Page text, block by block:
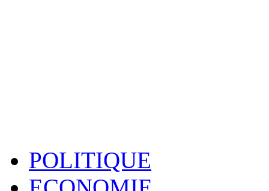
POLITIQUE